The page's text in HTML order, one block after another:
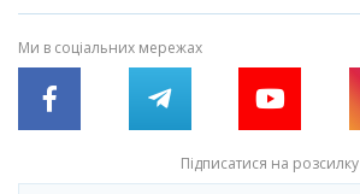
Ми в соціальних мережах
Підписатися на розсилку